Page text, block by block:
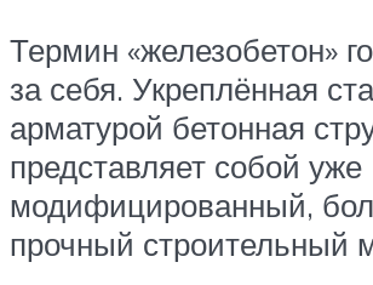
Термин «железобетон»
за себя. Укреплённая
арматурой бетонная
представляет собой уже
модифицированный,
прочный строительный